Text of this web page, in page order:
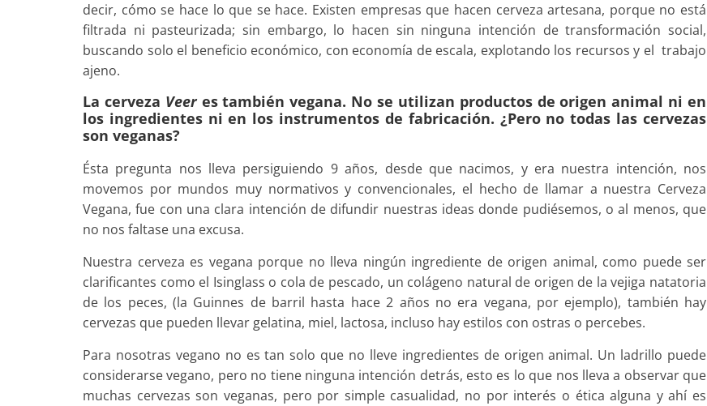
decir, cómo se hace lo que se hace. Existen empresas que hacen cerveza artesana, porque no está
filtrada ni pasteurizada; sin embargo, lo hacen sin ninguna intención de transformación social,
buscando solo el beneficio económico, con economía de escala, explotando los recursos y el trabajo
ajeno.
La cerveza Veeres también vegana. No se utilizan productos de origen animal ni en
los ingredientes ni en los instrumentos de fabricación. ¿Pero no todas las cervezas
son veganas?
Ésta pregunta nos lleva persiguiendo 9 años, desde que nacimos, y era nuestra intención, nos
movemos por mundos muy normativos y convencionales, el hecho de llamar a nuestra Cerveza
Vegana, fue con una clara intención de difundir nuestras ideas donde pudiésemos, o al menos, que
no nos faltase una excusa.
Nuestra cerveza es vegana porque no lleva ningún ingrediente de origen animal, como puede ser
clarificantes como el Isinglass o cola de pescado, un colágeno natural de origen de la vejiga natatoria
de los peces, (la Guinnes de barril hasta hace 2 años no era vegana, por ejemplo), también hay
cervezas que pueden llevar gelatina, miel, lactosa, incluso hay estilos con ostras o percebes.
Para nosotras vegano no es tan solo que no lleve ingredientes de origen animal. Un ladrillo puede
considerarse vegano, pero no tiene ninguna intención detrás, esto es lo que nos lleva a observar que
muchas cervezas son veganas, pero por simple casualidad, no por interés o ética alguna y ahí es